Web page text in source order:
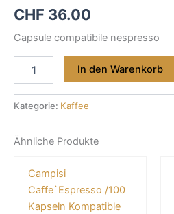
CHF 36.00
Capsule compatibile nespresso
In den Warenkorb
Kategorie: Kaffee
Ähnliche Produkte
Campisi
Caffe`Espresso /100
Kapseln Kompatible